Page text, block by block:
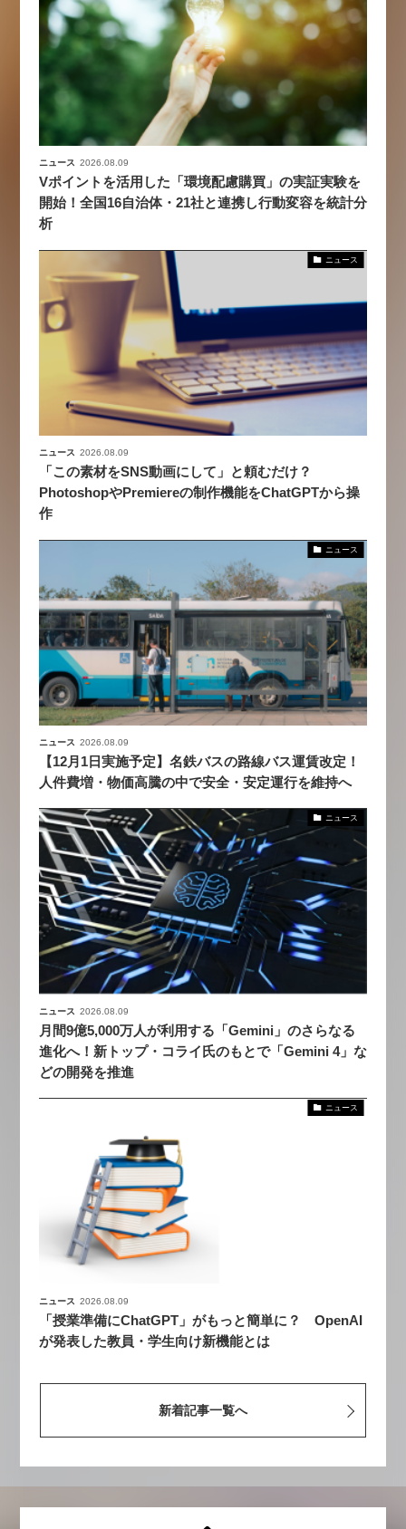
ニュース 2026.08.09
Vポイントを活用した「環境配慮購買」の実証実験を
開始！全国16自治体・21社と連携し行動変容を統計分
析
ニュース
ニュース 2026.08.09
「この素材をSNS動画にして」と頼むだけ？
PhotoshopやPremiereの制作機能をChatGPTから操
作
ニュース
ニュース 2026.08.09
【12月1日実施予定】名鉄バスの路線バス運賃改定！
人件費増・物価高騰の中で安全・安定運行を維持へ
ニュース
ニュース 2026.08.09
月間9億5,000万人が利用する「Gemini」のさらなる
進化へ！新トップ・コライ氏のもとで「Gemini 4」な
どの開発を推進
ニュース
ニュース 2026.08.09
「授業準備にChatGPT」がもっと簡単に？ OpenAI
が発表した教員・学生向け新機能とは
新着記事一覧へ